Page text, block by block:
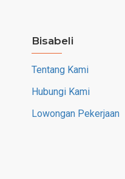
Bisabeli
Tentang Kami
Hubungi Kami
Lowongan Pekerjaan